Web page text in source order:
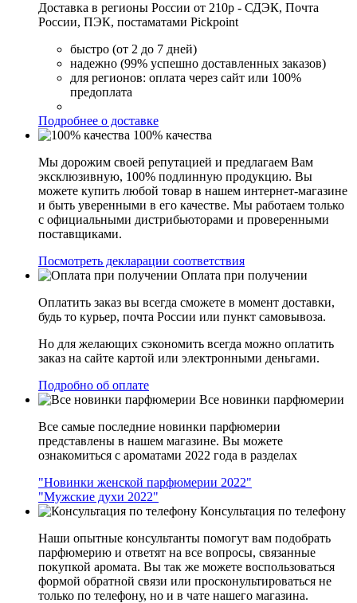
Доставка в регионы России от 210р - СДЭК, Почта
России, ПЭК, постаматами Pickpoint
быстро (от 2 до 7 дней)
надежно (99% успешно доставленных заказов)
для регионов: оплата через сайт или 100%
предоплата
Подробнее о доставке
100% качества
Мы дорожим своей репутацией и предлагаем Вам
эксклюзивную, 100% подлинную продукцию. Вы
можете купить любой товар в нашем интернет-магазине
и быть уверенными в его качестве. Мы работаем только
с официальными дистрибьюторами и проверенными
поставщиками.
Посмотреть декларации соответствия
Оплата при получении
Оплатить заказ вы всегда сможете в момент доставки,
будь то курьер, почта России или пункт самовывоза.
Но для желающих сэкономить всегда можно оплатить
заказ на сайте картой или электронными деньгами.
Подробно об оплате
Все новинки парфюмерии
Все самые последние новинки парфюмерии
представлены в нашем магазине. Вы можете
ознакомиться с ароматами 2022 года в разделах
"Новинки женской парфюмерии 2022"
"Мужские духи 2022"
Консультация по телефону
Наши опытные консультанты помогут вам подобрать
парфюмерию и ответят на все вопросы, связанные
покупкой аромата. Вы так же можете воспользоваться
формой обратной связи или просконультироваться не
только по телефону, но и в чате нашего магазина.